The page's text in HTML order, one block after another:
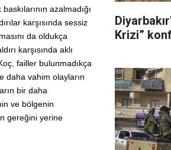
azalmadığı
karşısında sessiz
da oldukça
karşısında aklı
failler bulunmadıkça
daha vahim olayların
bir daha
ve bölgenin
gereğini yerine
Krizi”